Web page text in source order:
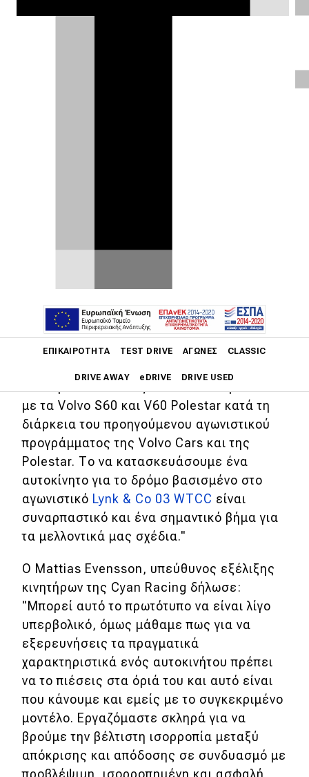
ΕΠΙΚΑΙΡΌΤΗΤΑ TEST DRIVE ΑΓΏΝΕΣ CLASSIC
DRIVE AWAY eDRIVE DRIVE USED
Main navigation
Επικαιρότητα
Νέα μοντέλα
Πρωτότυπα
Ελλάδα
Κόσμος
Τεχνολογία
Ασφάλεια
Αγορά
Απόψεις
Test Drive
Δοκιμή
Αποστολή
Θάνος Παππάς |13.03.2019
έλαβαν χώρα στην Ισπανία.
Ο Henrik Fries, επικεφαλής έρευνας και
με τα Volvo S60 και V60 Polestar κατά τη
διάρκεια του προηγούμενου αγωνιστικού
προγράμματος της Volvo Cars και της
Polestar. Το να κατασκευάσουμε ένα
αυτοκίνητο για το δρόμο βασισμένο στο
αγωνιστικό Lynk & Co 03 WTCC είναι
συναρπαστικό και ένα σημαντικό βήμα για
τα μελλοντικά μας σχέδια."
Ο Mattias Evensson, υπεύθυνος εξέλιξης
κινητήρων της Cyan Racing δήλωσε:
"Μπορεί αυτό το πρωτότυπο να είναι λίγο
υπερβολικό, όμως μάθαμε πως για να
εξερευνήσεις τα πραγματικά
χαρακτηριστικά ενός αυτοκινήτου πρέπει
να το πιέσεις στα όριά του και αυτό είναι
που κάνουμε και εμείς με το συγκεκριμένο
μοντέλο. Εργαζόμαστε σκληρά για να
βρούμε την βέλτιστη ισορροπία μεταξύ
απόκρισης και απόδοσης σε συνδυασμό με
προβλέψιμη, ισορροπημένη και ασφαλή